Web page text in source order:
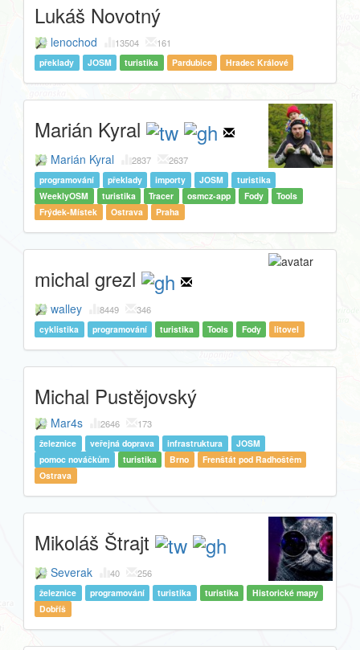
Lukáš Novotný
lenochod 13504 161
překlady JOSM turistika Pardubice Hradec Králové
Marián Kyral
Marián Kyral 2837 2637
programování překlady importy JOSM
turistika
WeeklyOSM
turistika Tracer osmcz-app Fody
Tools
Frýdek-Místek
Ostrava Praha
michal grezl
walley 8449 346
cyklistika programování turistika Tools Fody litovel
Michal Pustějovský
Mar4s 2646 173
železnice veřejná doprava infrastruktura
JOSM
pomoc nováčkům
turistika Brno
Frenštát pod Radhoštěm
Ostrava
Mikoláš Štrajt
Severak 40 256
železnice programování turistika turistika
Historické mapy
Dobříš